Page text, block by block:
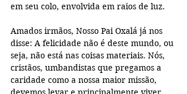
em seu colo, envolvida em raios de luz.
Amados irmãos, Nosso Pai Oxalá já nos
disse: A felicidade não é deste mundo, ou
seja, não está nas coisas materiais. Nós,
cristãos, umbandistas que pregamos a
caridade como a nossa maior missão,